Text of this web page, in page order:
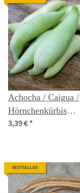
Achocha / Caigua /
Hörnchenkürbis
(Cyclanthera pedata)
3,39 €*
BESTSELLER